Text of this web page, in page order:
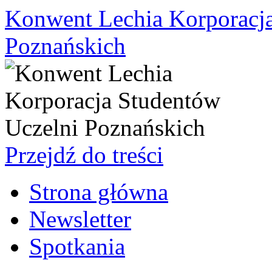
Konwent Lechia
Poznańskich
Przejdź do treści
Strona główna
Newsletter
Spotkania